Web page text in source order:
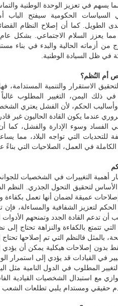
يسهم في تعزيز الوحدة الوطنية
السياسات الحكومية سيفتح الباب
الطويل. كما أن إصلاح النظام
مما يعزز السلام الاجتماعي. بشكل
من أزماته الحالية والبدء في بناء
في ظل السيادة الوطنية.
أم النُظم؟
الاستقرار والتنمية
في ذلك اليمن، التغيير المطلوب
الحكم، لأن الفشل يعتري
عندما يكون القادة الحاليون غير
الفساد وسوء الإدارة والفشل، كما
للتحديات التي تواجه البلاد، مما
في العمل، الصلاحيات التي بناءً
أهمية التغييرات في الشخصيات
لتحقيق التحول الجذري. النظم
عميقة لضمان أنها تعمل بكفاءة
لتعزيز الشفافية والمساءلة،
أن تدعم القادة الجدد وتمنحهم
تتمتع بالكفاءة والنزاهة تحتاج
بالمثل فالنظم التي تم إصلاحها تحتاج
بدون إصلاحات هيكلية يمكن أن
في القيادات قد يؤدي إلى استمرار
المطلوب في الدول النامية مثل
مع استبدال الشخصيات القيادية
حقيقي ومستدام يلبي تطلعات الشعب في